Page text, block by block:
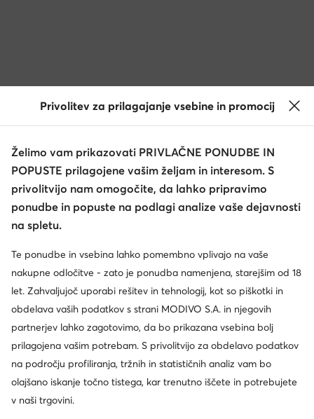
Privolitev za prilagajanje vsebine in promocij
Želimo vam prikazovati PRIVLAČNE PONUDBE IN
POPUSTE prilagojene vašim željam in interesom. S
privolitvijo nam omogočite, da lahko pripravimo
ponudbe in popuste na podlagi analize vaše dejavnosti
na spletu.
Te ponudbe in vsebina lahko pomembno vplivajo na vaše
nakupne odločitve - zato je ponudba namenjena, starejšim od 18
let. Zahvaljujoč uporabi rešitev in tehnologij, kot so piškotki in
obdelava vaših podatkov s strani MODIVO S.A. in njegovih
partnerjev lahko zagotovimo, da bo prikazana vsebina bolj
prilagojena vašim potrebam. S privolitvijo za obdelavo podatkov
na področju profiliranja, tržnih in statističnih analiz vam bo
olajšano iskanje točno tistega, kar trenutno iščete in potrebujete
v naši trgovini.